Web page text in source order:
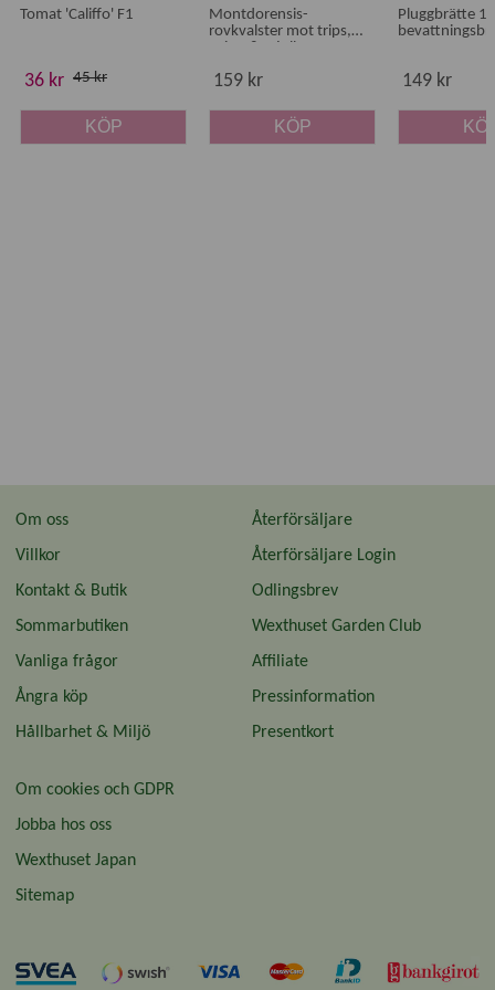
Sladdlängd: 1,55 m
Tomat 'Califfo' F1
36 kr 45 kr
KÖP
Montdorensis-
rovkvalster mot trips,
159 kr
KÖP
Pluggbrätte
149 kr
Om oss
Villkor
Kontakt & Butik
Sommarbutiken
Vanliga frågor
Ångra köp
Hållbarhet & Miljö
Återförsäljare
Återförsäljare Login
Odlingsbrev
Wexthuset Garden Club
Affiliate
Pressinformation
Presentkort
Om cookies och GDPR
Jobba hos oss
Wexthuset Japan
Sitemap